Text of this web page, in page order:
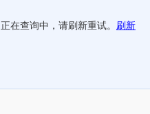
正在查询中，请刷新重试。 刷新